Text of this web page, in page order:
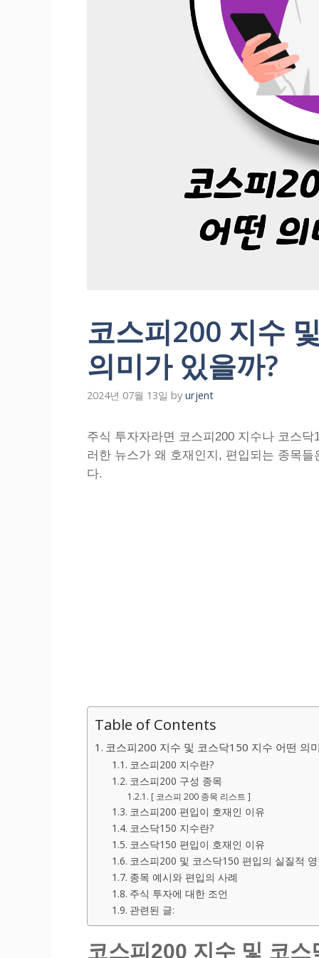
코스피200 지수
의미가 있을까?
2024년 07월 13일 by urjent
주식 투자자라면 코스피200 지수나 코스
러한 뉴스가 왜 호재인지, 편입되는 종목
다.
Table of Contents
코스피200 지수 및 코스닥150 지수 어떤 의
코스피200 지수란?
코스피200 구성 종목
[ 코스피 200 종목 리스트 ]
코스피200 편입이 호재인 이유
코스닥150 지수란?
코스닥150 편입이 호재인 이유
코스피200 및 코스닥150 편입의 실질적
종목 예시와 편입의 사례
주식 투자에 대한 조언
관련된 글:
코스피200 지수 및 코